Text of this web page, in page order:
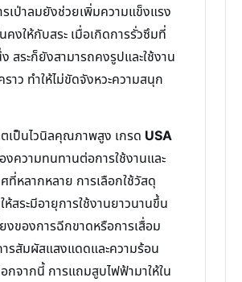
เป่าลมยังช่วยเพิ่มความแข็งแรง
คงให้กับสระ เมื่อเกิดการรั่วซึมที่
สระก็ยังสามารถคงรูปและใช้งาน
ราว ทำให้ไม่ขัดจังหวะความสนุก
เป็นไวนิลคุณภาพสูง เกรด USA
งความทนทานต่อการใช้งานและ
ที่หลากหลาย การเลือกใช้วัสดุ
ห้สระมีอายุการใช้งานยาวนานขึ้น
งของการฉีกขาดหรือการเสื่อม
รสัมผัสแสงแดดและความร้อน
กจากนี้ การแถมสูบไฟฟ้ามาให้ใน